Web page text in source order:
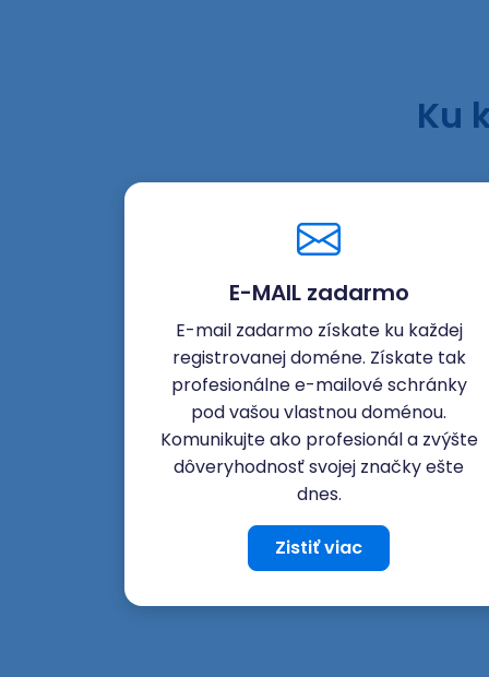
Ku
E-MAIL zadarmo
E-mail zadarmo získate ku každej
registrovanej doméne. Získate tak
profesionálne e-mailové schránky
pod vašou vlastnou doménou.
Komunikujte ako profesionál a zvýšte
dôveryhodnosť svojej značky ešte
dnes.
Zistiť viac